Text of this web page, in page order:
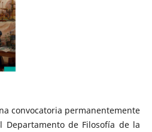
convocatoria permanentemente
de Filosofía de la